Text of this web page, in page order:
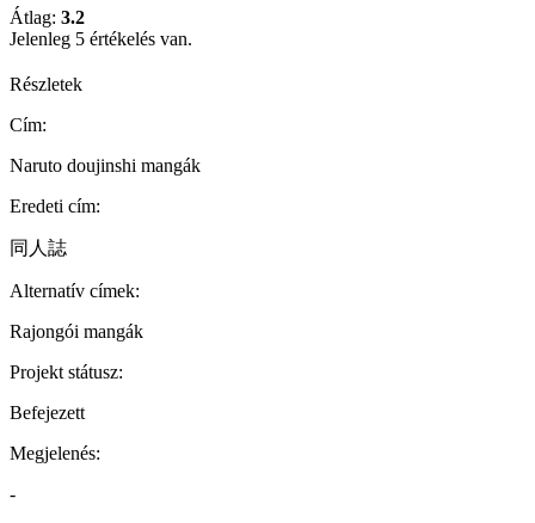
Átlag: 3.2
Jelenleg 5 értékelés van.
Részletek
Cím:
Naruto doujinshi mangák
Eredeti cím:
同人誌
Alternatív címek:
Rajongói mangák
Projekt státusz:
Befejezett
Megjelenés:
-